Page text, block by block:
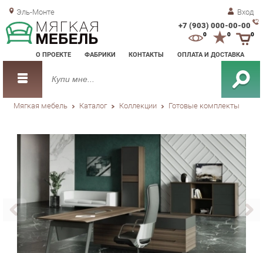
Эль-Монте Вход
+7 (903) 000-00-00
О ПРОЕКТЕ ФАБРИКИ КОНТАКТЫ ОПЛАТА И ДОСТАВКА
0 0
Мягкая мебель Каталог Коллекции Готовые комплекты